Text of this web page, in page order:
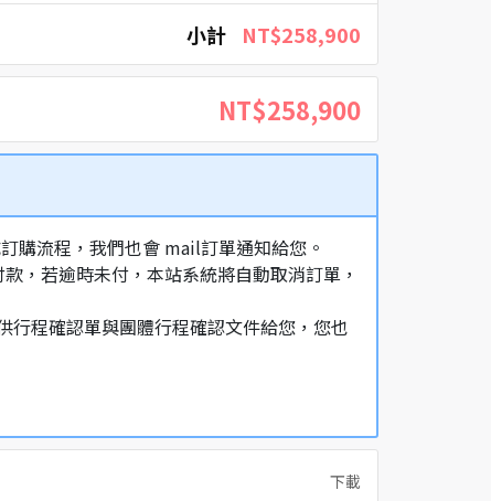
小計 NT$258,900
NT$258,900
購流程，我們也會 mail訂單通知給您。
，若逾時未付，本站系統將自動取消訂單，
程確認單與團體行程確認文件給您，您也
下載